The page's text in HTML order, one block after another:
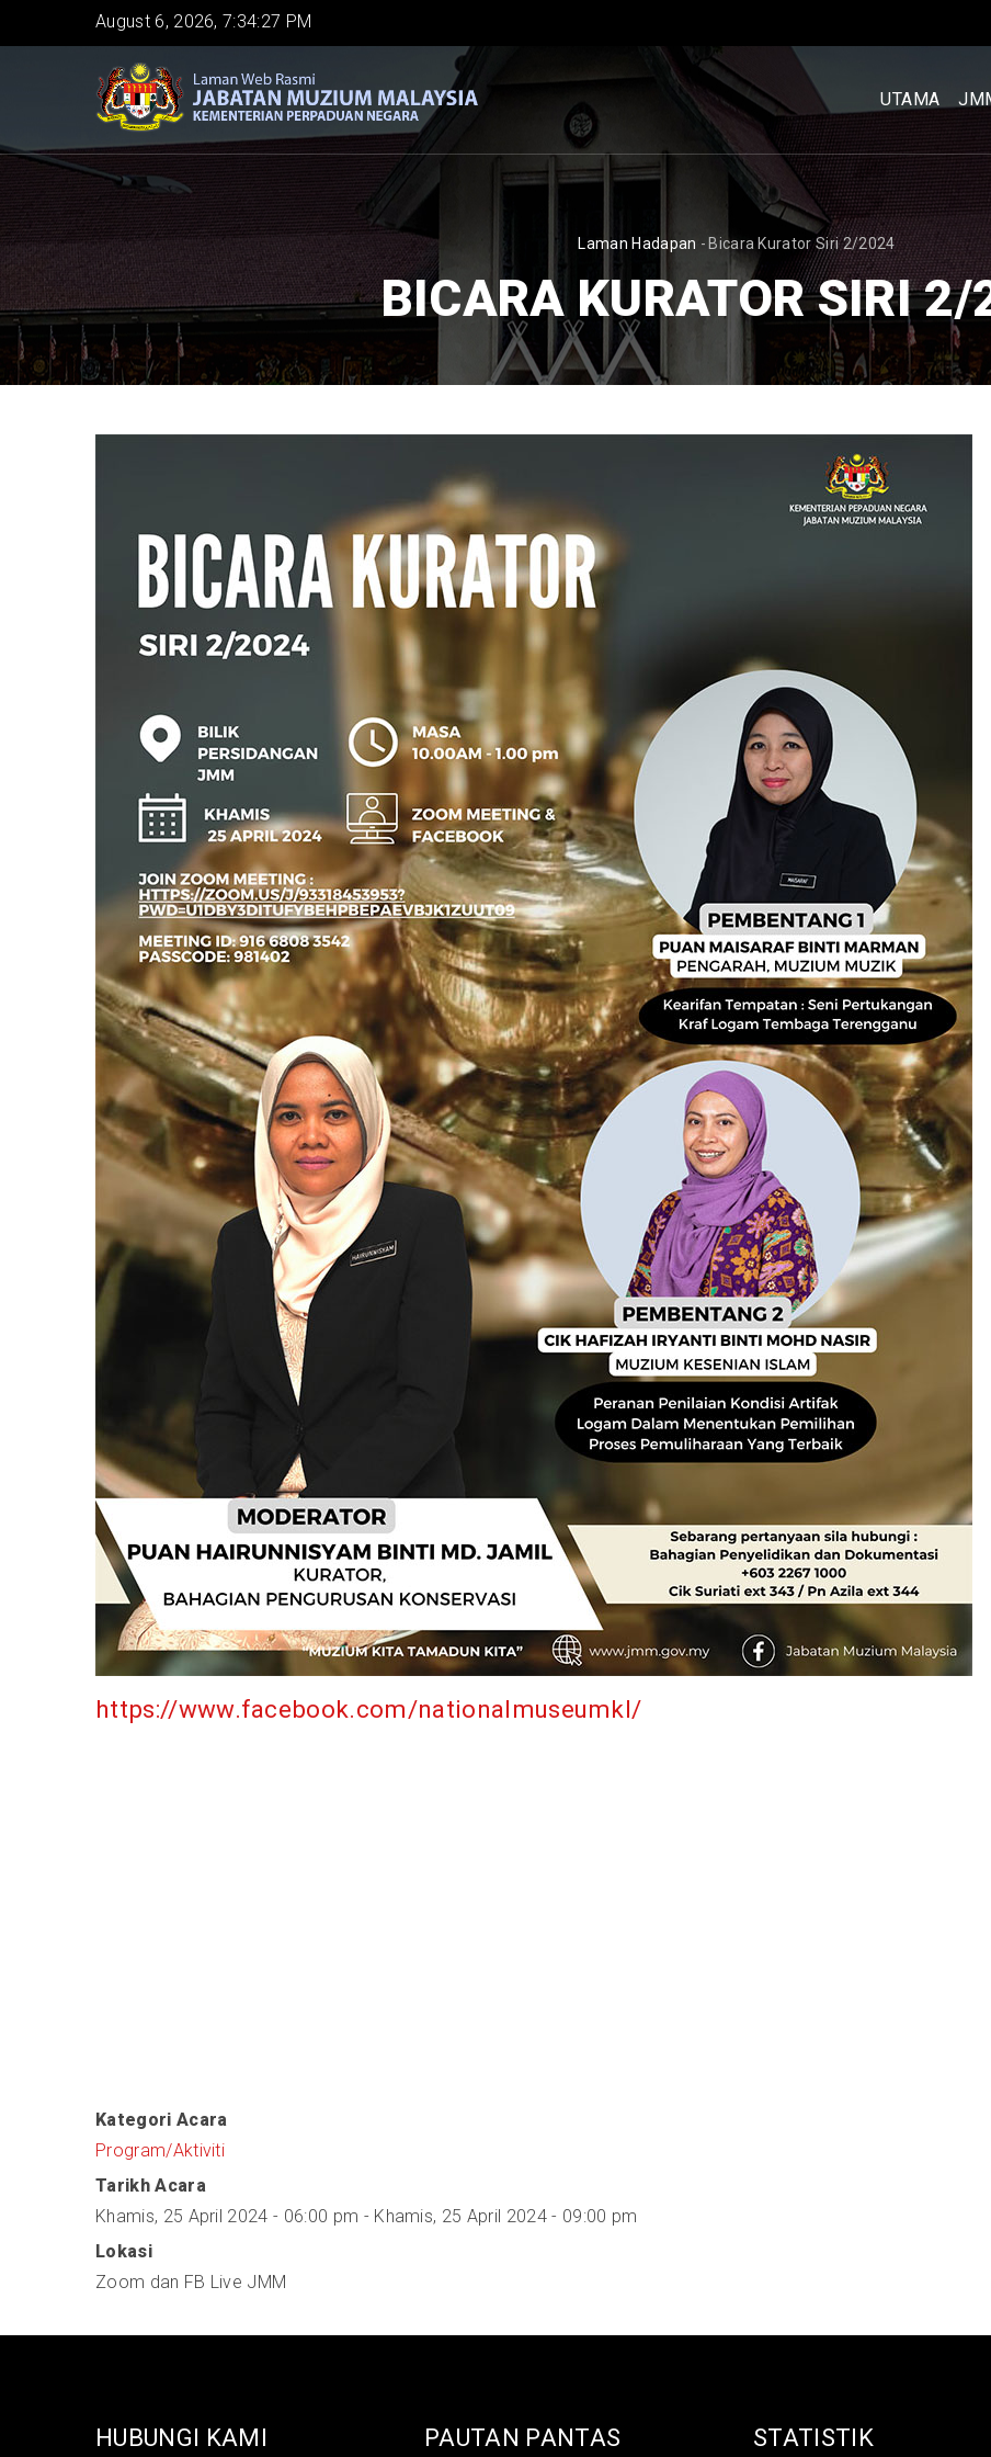
to
August 6, 2026, 7:34:28 PM
UTAMA
[BM]
UTAMA
BREADCRUMB
Laman Hadapan - Bicara Kurator Siri 2/2024
BICARA KURATOR SIRI
https://www.facebook.com/nationalmuseumkl/
Kategori Acara
Program/Aktiviti
Tarikh Acara
Khamis, 25 April 2024 - 06:00 pm - Khamis, 25 April 2024 - 09:00 pm
Lokasi
Zoom dan FB Live JMM
HUBUNGI KAMI PAUTAN PANTAS STATISTIK